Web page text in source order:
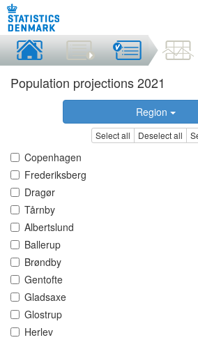
Population projections 2021
Region
Select all Deselect all
Copenhagen
Frederiksberg
Dragør
Tårnby
Albertslund
Ballerup
Brøndby
Gentofte
Gladsaxe
Glostrup
Herlev